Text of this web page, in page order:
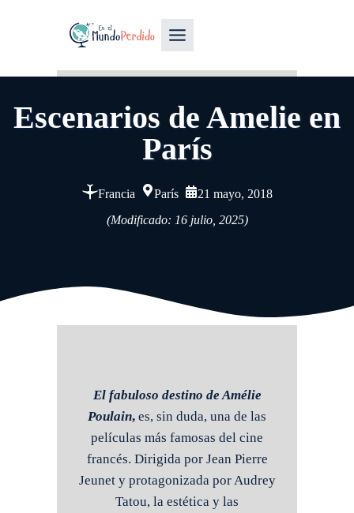
Escenarios de Amelie en
París
Francia París
21 mayo, 2018
(Modificado: 16 julio, 2025)
El fabuloso destino de Amélie
Poulain, es, sin duda, una de las
películas más famosas del cine
francés. Dirigida por Jean Pierre
Jeunet y protagonizada por Audrey
Tatou, la estética y las